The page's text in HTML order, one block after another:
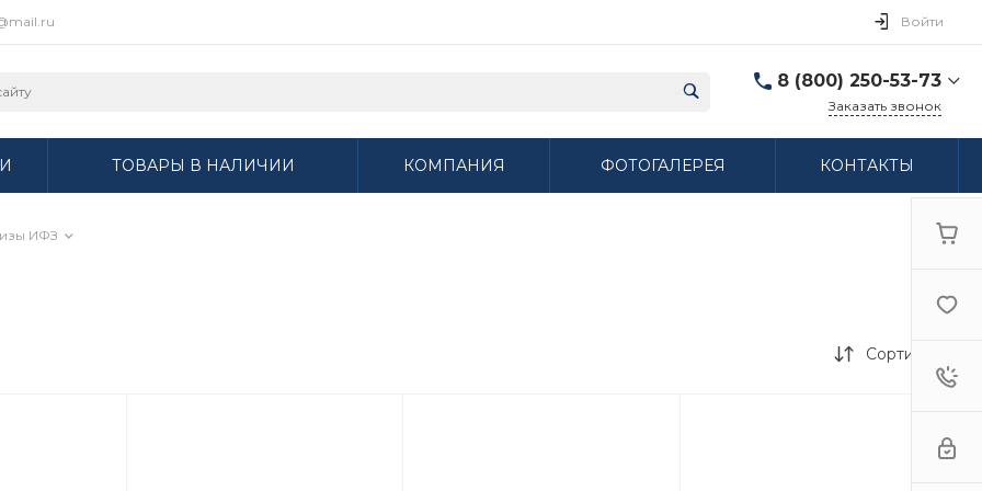
Войти
8 (800) 250-53-73
г. Нижний Новгород,
Заказать звонок
ТОВАРЫ В НАЛИЧИИ КОМПАНИЯ ФОТОГАЛЕРЕЯ КОНТАКТЫ
ИФЗ
Сортировка